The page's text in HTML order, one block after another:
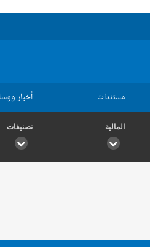
مستندات أخبار
المالية تصنيفات